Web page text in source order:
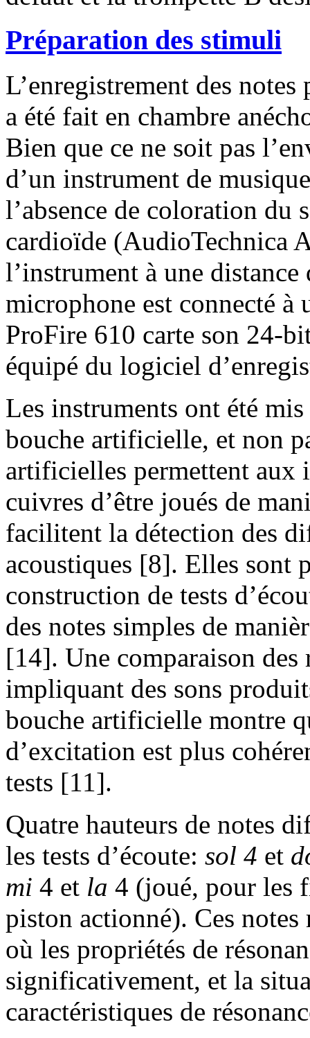
Préparation des stimuli
L’enregistrement des
a été fait en chambre
Bien que ce ne soit pas
d’un instrument de
l’absence de coloration du
cardioïde (AudioTechnica
l’instrument à une
microphone est connecté
ProFire 610 carte son 24-
équipé du logiciel
Les instruments ont été
bouche artificielle, et non
artificielles permettent aux
cuivres d’être joués de
facilitent la détection des
acoustiques [8]. Elles sont
construction de tests
des notes simples de
[14]. Une comparaison des
impliquant des sons
bouche artificielle montre
d’excitation est plus
tests [11].
Quatre hauteurs de notes
les tests d’écoute: sol 4 et
mi 4 et la 4 (joué, pour les
piston actionné). Ces
où les propriétés de
significativement, et la
caractéristiques de